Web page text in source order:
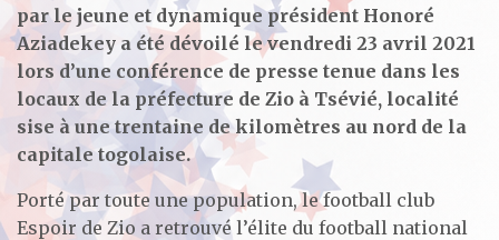
par le jeune et dynamique président Honoré
Aziadekey a été dévoilé le vendredi 23 avril 2021
lors d’une conférence de presse tenue dans les
locaux de la préfecture de Zio à Tsévié, localité
sise à une trentaine de kilomètres au nord de la
capitale togolaise.
Porté par toute une population, le football club
Espoir de Zio a retrouvé l’élite du football national